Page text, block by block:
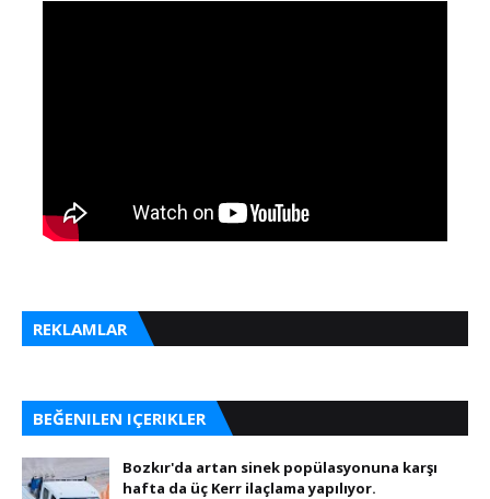
REKLAMLAR
BEĞENILEN IÇERIKLER
Bozkır'da artan sinek popülasyonuna karşı
hafta da üç Kerr ilaçlama yapılıyor.